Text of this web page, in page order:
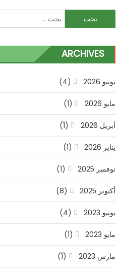
صناعي
مغلقة
البحث
عن:
ARCHIVES
يونيو 2026 (4)
مايو 2026 (1)
أبريل 2026 (1)
يناير 2026 (1)
نوفمبر 2025 (1)
أكتوبر 2025 (8)
يونيو 2023 (4)
مايو 2023 (1)
مارس 2023 (1)